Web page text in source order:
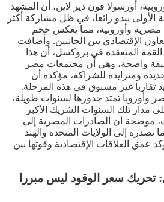
أورسولا فون دير لاين، أن المشهد
الأولى يبدو رائعا، في ظل مشاركة أكثر
مصرية وأوروبية، مما يعكس حجم
الإقتصادي بين الجانبين. وأضافت
المنعقدة في بروكسل، أن هذا
واضحة، وهي أن مجتمعات مصر
ومتزايدة للشراكة، مؤكدة أن
تقاربا غير مسبوق في هذه المرحلة.
وأوروبا تمتد جذورها لسنوات طويلة،
مدار تلك السنوات الشريك الأكبر
موضحة أن الصادرات المصرية إلى
تصدره إلى الولايات المتحدة والهند
عمق العلاقات الإقتصادية وقوتها بين
تحريك سعر الوقود ليس مبررا